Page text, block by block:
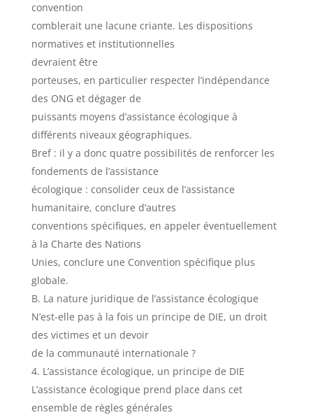
convention
comblerait une lacune criante. Les dispositions
normatives et institutionnelles
devraient être
porteuses, en particulier respecter l’indépendance
des ONG et dégager de
puissants moyens d’assistance écologique à
différents niveaux géographiques.
Bref : il y a donc quatre possibilités de renforcer les
fondements de l’assistance
écologique : consolider ceux de l’assistance
humanitaire, conclure d’autres
conventions spécifiques, en appeler éventuellement
à la Charte des Nations
Unies, conclure une Convention spécifique plus
globale.
B. La nature juridique de l’assistance écologique
N’est-elle pas à la fois un principe de DIE, un droit
des victimes et un devoir
de la communauté internationale ?
L’assistance écologique, un principe de DIE
L’assistance écologique prend place dans cet
ensemble de règles générales